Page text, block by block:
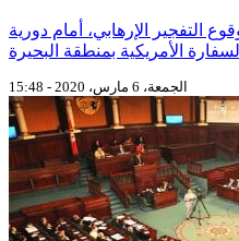
التفجير الإرهابي، أمام دورية
الجمعة، 6 مارس، 2020 - 15:48